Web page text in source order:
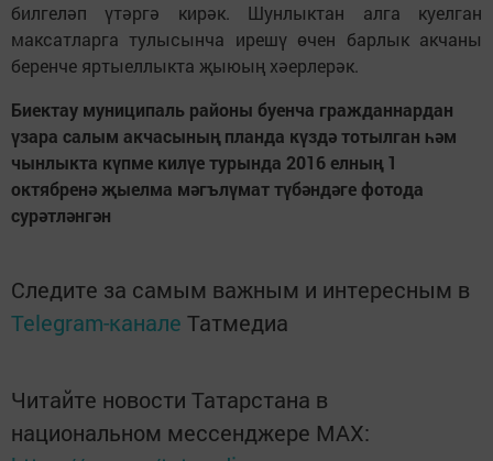
билгеләп үтәргә кирәк. Шунлыктан алга куелган
максатларга тулысынча ирешү өчен барлык акчаны
беренче яртыеллыкта җыюың хәерлерәк.
Биектау муниципаль районы буенча гражданнардан
үзара салым акчасының планда күздә тотылган һәм
чынлыкта күпме килүе турында 2016 елның 1
октябренә җыелма мәгълүмат түбәндәге фотода
сурәтләнгән
Следите за самым важным и интересным в
Telegram-канале Татмедиа
Читайте новости Татарстана в
национальном мессенджере MАХ: